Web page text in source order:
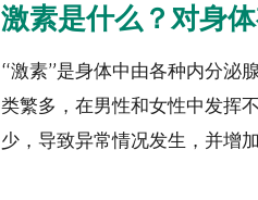
激素是什么？对身
“激素”是身体中由各种内分泌
类繁多，在男性和女性中发挥
少，导致异常情况发生，并增